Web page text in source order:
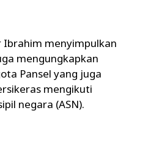
menyimpulkan
mengungkapkan
Pansel yang juga
mengikuti
negara (ASN).